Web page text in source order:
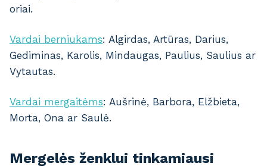
oriai.
Vardai berniukams: Algirdas, Artūras, Darius,
Gediminas, Karolis, Mindaugas, Paulius, Saulius ar
Vytautas.
Vardai mergaitėms: Aušrinė, Barbora, Elžbieta,
Morta, Ona ar Saulė.
Mergelės ženklui tinkamiausi